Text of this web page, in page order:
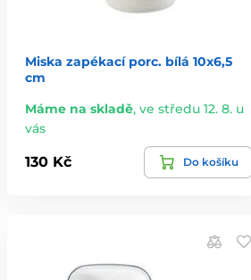
Miska zapékací porc. bílá 10x6,5
cm
Máme na skladě, ve středu 12. 8. u
vás
130 Kč Do košíku